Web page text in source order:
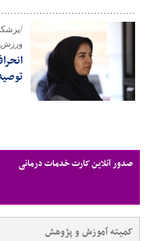
/
صدور آنلاین کارت خدمات درمانی
کمیته آموزش و پژوهش